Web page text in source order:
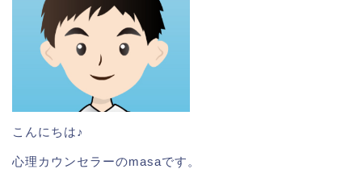
こんにちは♪
心理カウンセラーのmasaです。